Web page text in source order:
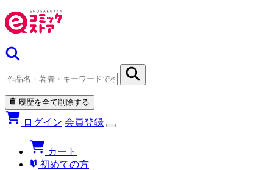
履歴を全て削除する
ログイン 会員登録
カート
初めての方